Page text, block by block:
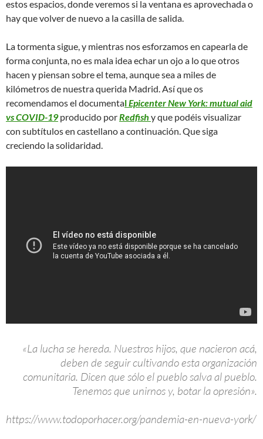
estos espacios, donde veremos si la ventana es aprovechada o
hay que volver de nuevo a la casilla de salida.
La tormenta sigue, y mientras nos esforzamos en capearla de
forma conjunta, no es mala idea echar un ojo a lo que otros
hacen y piensan sobre el tema, aunque sea a miles de
kilómetros de nuestra querida Madrid. Así que os
recomendamos el documentalEpicenter New York: mutual aid
vs COVID-19producido porRedfish y que podéis visualizar
con subtítulos en castellano a continuación. Que siga
creciendo la solidaridad.
«La lucha se hereda. Nuestros hijos, que nacieron acá,
deben de seguir cultivando esta organización
comunitaria. Dicen que sólo el pueblo salva al pueblo.
Tenemos que unirnos y, botar la opresión».
https://www.todoporhacer.org/pandemia-en-nueva-york/